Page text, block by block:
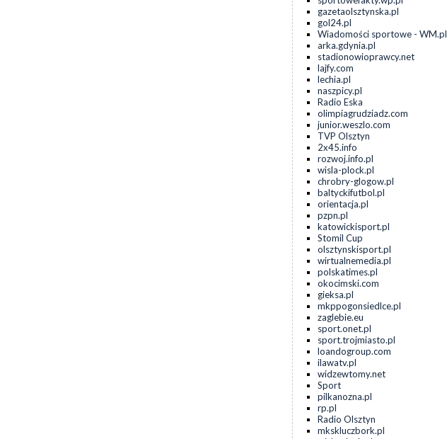
gazetaolsztynska.pl
gol24.pl
Wiadomości sportowe - WM.pl
arka.gdynia.pl
stadionowioprawcy.net
lajfy.com
lechia.pl
naszpicy.pl
Radio Eska
olimpiagrudziadz.com
junior.weszlo.com
TVP Olsztyn
2x45.info
rozwoj.info.pl
wisla-plock.pl
chrobry-glogow.pl
baltyckifutbol.pl
orientacja.pl
pzpn.pl
katowickisport.pl
Stomil Cup
olsztynskisport.pl
wirtualnemedia.pl
polskatimes.pl
okocimski.com
gieksa.pl
mkppogonsiedlce.pl
zaglebie.eu
sport.onet.pl
sport.trojmiasto.pl
loandogroup.com
ilawatv.pl
widzewtomy.net
Sport
pilkanozna.pl
rp.pl
Radio Olsztyn
mkskluczbork.pl